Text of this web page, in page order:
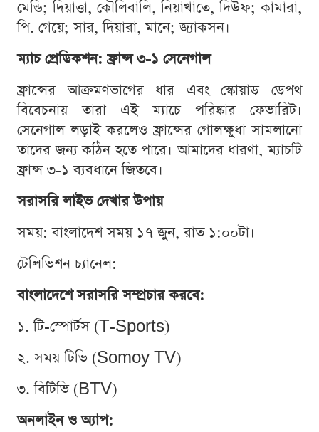
মেন্ডি; দিয়াত্তা, কৌলিবালি, নিয়াখাতে, দিউফ; কামারা,
পি. গেয়ে; সার, দিয়ারা, মানে; জ্যাকসন।
ম্যাচ প্রেডিকশন: ফ্রান্স ৩-১ সেনেগাল
ফ্রান্সের আক্রমণভাগের ধার এবং স্কোয়াড ডেপথ
বিবেচনায় তারা এই ম্যাচে পরিষ্কার ফেভারিট।
সেনেগাল লড়াই করলেও ফ্রান্সের গোলক্ষুধা সামলানো
তাদের জন্য কঠিন হতে পারে। আমাদের ধারণা, ম্যাচটি
ফ্রান্স ৩-১ ব্যবধানে জিতবে।
সরাসরি লাইভ দেখার উপায়
সময়: বাংলাদেশ সময় ১৭ জুন, রাত ১:০০টা।
টেলিভিশন চ্যানেল:
বাংলাদেশে সরাসরি সম্প্রচার করবে:
১. টি-স্পোর্টস (T-Sports)
২. সময় টিভি (Somoy TV)
৩. বিটিভি (BTV)
অনলাইন ও অ্যাপ: